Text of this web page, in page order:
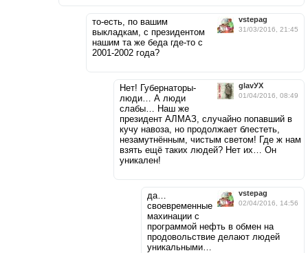
vstepag
31/03/2016, 21:45
то-есть, по вашим
выкладкам, с президентом
нашим та же беда где-то с
2001-2002 года?
glavУХ
01/04/2016, 08:49
Нет! Губернаторы-
люди… А люди
слабы… Наш же
президент АЛМАЗ, случайно попавший в
кучу навоза, но продолжает блестеть,
незамутнённым, чистым светом! Где ж нам
взять ещё таких людей? Нет их… Он
уникален!
vstepag
02/04/2016, 14:56
да…
своевременные
махинации с
программой нефть в обмен на
продовольствие делают людей
уникальными…